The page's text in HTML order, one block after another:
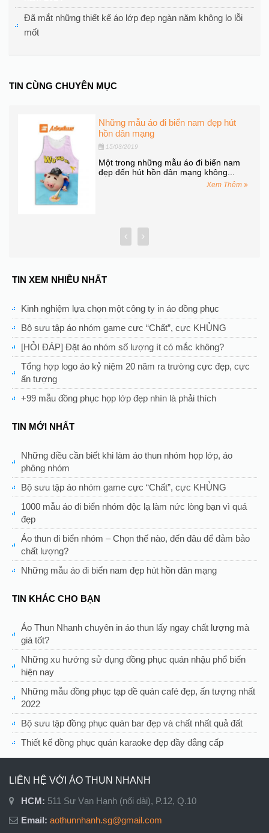
Đã mắt những thiết kế áo lớp đẹp ngàn năm không lo lỗi
mốt
TIN CÙNG CHUYÊN MỤC
Những mẫu áo đi biển nam đẹp hút
hồn dân mạng
15/03/2019
Một trong những mẫu áo đi biển nam
đẹp đến hút hồn dân mạng không...
Xem Thêm
TIN XEM NHIỀU NHẤT
Kinh nghiệm lựa chọn một công ty in áo đồng phục
Bộ sưu tập áo nhóm game cực “Chất”, cực KHỦNG
[HỎI ĐÁP] Đặt áo nhóm số lượng ít có mắc không?
Tổng hợp logo áo kỷ niệm 20 năm ra trường cực đẹp, cực
ấn tượng
+99 mẫu đồng phục họp lớp đẹp nhìn là phải thích
TIN MỚI NHẤT
Những điều cần biết khi làm áo thun nhóm họp lớp, áo
phông nhóm
Bộ sưu tập áo nhóm game cực “Chất”, cực KHỦNG
1000 mẫu áo đi biển nhóm độc lạ làm nức lòng bạn vì quá
đẹp
Áo thun đi biển nhóm – Chọn thế nào, đến đâu để đảm bảo
chất lượng?
Những mẫu áo đi biển nam đẹp hút hồn dân mạng
TIN KHÁC CHO BẠN
Áo Thun Nhanh chuyên in áo thun lấy ngay chất lượng mà
giá tốt?
Những xu hướng sử dụng đồng phục quán nhậu phổ biến
hiện nay
Những mẫu đồng phục tạp dề quán café đẹp, ấn tượng nhất
2022
Bộ sưu tập đồng phục quán bar đẹp và chất nhất quả đất
Thiết kế đồng phục quán karaoke đẹp đầy đẳng cấp
LIÊN HỆ VỚI ÁO THUN NHANH
HCM: 511 Sư Vạn Hạnh (nối dài), P.12, Q.10
Email: aothunnhanh.sg@gmail.com